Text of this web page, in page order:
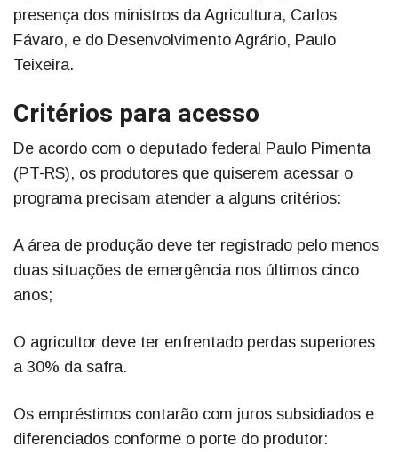
presença dos ministros da Agricultura, Carlos
Fávaro, e do Desenvolvimento Agrário, Paulo
Teixeira.
Critérios para acesso
De acordo com o deputado federal Paulo Pimenta
(PT-RS), os produtores que quiserem acessar o
programa precisam atender a alguns critérios:
A área de produção deve ter registrado pelo menos
duas situações de emergência nos últimos cinco
anos;
O agricultor deve ter enfrentado perdas superiores
a 30% da safra.
Os empréstimos contarão com juros subsidiados e
diferenciados conforme o porte do produtor: